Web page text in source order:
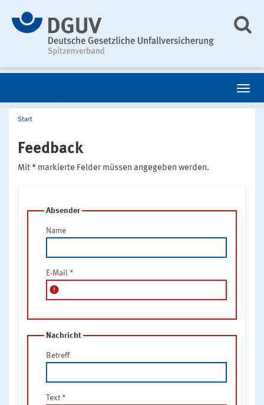
Start
Feedback
Mit * markierte Felder müssen angegeben werden.
Absender
Name
E-Mail *
error
Nachricht
Betreff
Text *